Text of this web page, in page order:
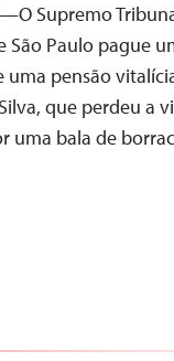
Supremo
São Paulo pague
uma pensão
que perdeu a
uma bala de